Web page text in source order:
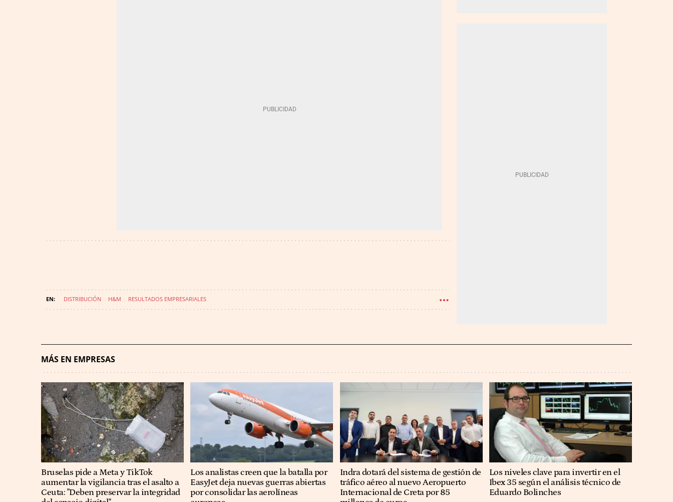
DISTRIBUCIÓN H&M RESULTADOS EMPRESARIALES
MÁS EN EMPRESAS
Bruselas pide a Meta y TikTok
aumentar la vigilancia tras el asalto a
Ceuta: "Deben preservar la integridad
Los analistas creen que la batalla por
EasyJet deja nuevas guerras abiertas
por consolidar las aerolíneas
Indra dotará del sistema de gestión de
tráfico aéreo al nuevo Aeropuerto
Internacional de Creta por 85
Los niveles clave para invertir en el
Ibex 35 según el análisis técnico de
Eduardo Bolinches